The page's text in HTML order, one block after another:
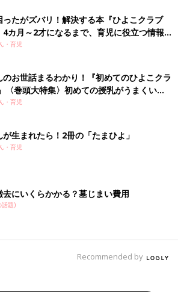
ったがズバリ！解決する本『ひよこクラブ
月～2才になるまで、育児に役立つ情報が
！
・育児
のお世話まるわかり！『初めてのひよこクラ
〈巻頭大特集〉初めての授乳がうまくい
ぱい・ミルクの基本と夏のトラブル 解決テ
・育児
生まれたら！2冊の「たまひよ」
・育児
去にいくらかかる？墓じまい費用
話題)
Recommended by